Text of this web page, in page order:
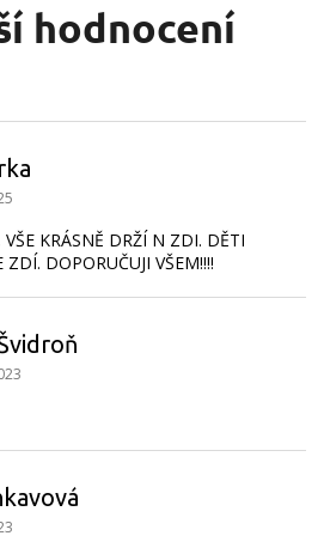
hodnocení
je 5 z 5 hvězdiček.
VŠE KRÁSNĚ DRŽÍ N ZDI. DĚTI
DOPORUČUJI VŠEM!!!!
je 5 z 5 hvězdiček.
je 4 z 5 hvězdiček.